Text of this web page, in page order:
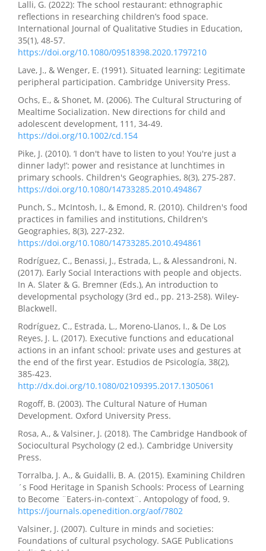
Lalli, G. (2022): The school restaurant: ethnographic
reflections in researching children’s food space.
International Journal of Qualitative Studies in Education,
35(1), 48-57.
https://doi.org/10.1080/09518398.2020.1797210
Lave, J., & Wenger, E. (1991). Situated learning: Legitimate
peripheral participation. Cambridge University Press.
Ochs, E., & Shonet, M. (2006). The Cultural Structuring of
Mealtime Socialization. New directions for child and
adolescent development, 111, 34-49.
https://doi.org/10.1002/cd.154
Pike, J. (2010). ‘I don't have to listen to you! You're just a
dinner lady!’: power and resistance at lunchtimes in
primary schools. Children's Geographies, 8(3), 275-287.
https://doi.org/10.1080/14733285.2010.494867
Punch, S., McIntosh, I., & Emond, R. (2010). Children's food
practices in families and institutions, Children's
Geographies, 8(3), 227-232.
https://doi.org/10.1080/14733285.2010.494861
Rodríguez, C., Benassi, J., Estrada, L., & Alessandroni, N.
(2017). Early Social Interactions with people and objects.
In A. Slater & G. Bremner (Eds.), An introduction to
developmental psychology (3rd ed., pp. 213-258). Wiley-
Blackwell.
Rodríguez, C., Estrada, L., Moreno-Llanos, I., & De Los
Reyes, J. L. (2017). Executive functions and educational
actions in an infant school: private uses and gestures at
the end of the first year. Estudios de Psicología, 38(2),
385-423.
http://dx.doi.org/10.1080/02109395.2017.1305061
Rogoff, B. (2003). The Cultural Nature of Human
Development. Oxford University Press.
Rosa, A., & Valsiner, J. (2018). The Cambridge Handbook of
Sociocultural Psychology (2 ed.). Cambridge University
Press.
Torralba, J. A., & Guidalli, B. A. (2015). Examining Children
´s Food Heritage in Spanish Schools: Process of Learning
to Become ¨Eaters-in-context¨. Antopology of food, 9.
https://journals.openedition.org/aof/7802
Valsiner, J. (2007). Culture in minds and societies:
Foundations of cultural psychology. SAGE Publications